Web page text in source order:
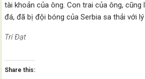
tài khoản của ông. Con trai của ông, cũng
đá, đã bị đội bóng của Serbia sa thải với
Trí Đạt
Share this: